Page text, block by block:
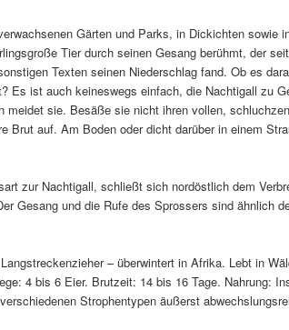
Gärten und Parks, in Dickichten sowie
Tier durch seinen Gesang berühmt, der
Texten seinen Niederschlag fand. Ob es
Es ist auch keineswegs einfach, die Nachtigall zu
sie. Besäße sie nicht ihren vollen,
Brut auf. Am Boden oder dicht darüber in einem
zur Nachtigall, schließt sich nordöstlich dem
Gesang und die Rufe des Sprossers sind ähnlich
– überwintert in Afrika. Lebt in
4 bis 6 Eier. Brutzeit: 14 bis 16 Tage. Nahrung:
Strophentypen äußerst